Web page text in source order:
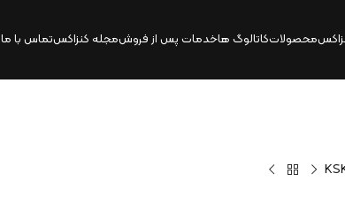
محصولاتکاتالوگ‌ هاخدمات پس از فروشمجله کنزاکستماس با ما